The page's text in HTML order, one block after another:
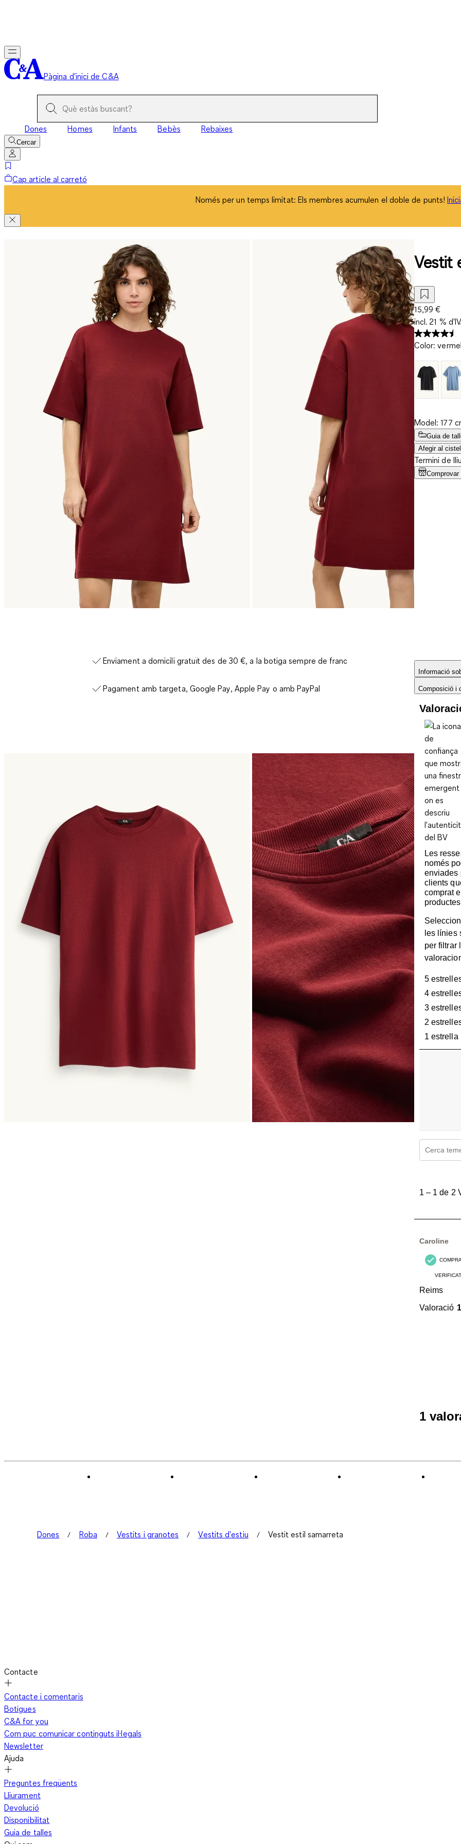
Pàgina d'inici de C&A
Dones Homes Infants Bebès Rebaixes
Cercar
Cap article al carretó
Només per un temps limitat: Els membres acumulen el doble de punts!
Enviament a domicili gratuït des de 30 €, a la botiga sempre de franc
Pagament amb targeta, Google Pay, Apple Pay o amb PayPal
Vestit
15,99 €
incl. 21 %
Color:
Model: 177
Guia de
Afegir al cistell
Termini de
Informació
Composició i
Les
només
enviades
clients
comprat
les línies
per filtrar
5
4
3
2
1 estrella
Cerca
Valoracions.
1 – 1 de 2
Caroline
VERIFICAT
Reims
Valoració 1
1
Dones Roba Vestits i granotes Vestits d'estiu Vestit estil samarreta
Contacte
Contacte i comentaris
Botigues
C&A for you
Com puc comunicar continguts il·legals
Newsletter
Ajuda
Preguntes freqüents
Lliurament
Devolució
Disponibilitat
Guia de talles